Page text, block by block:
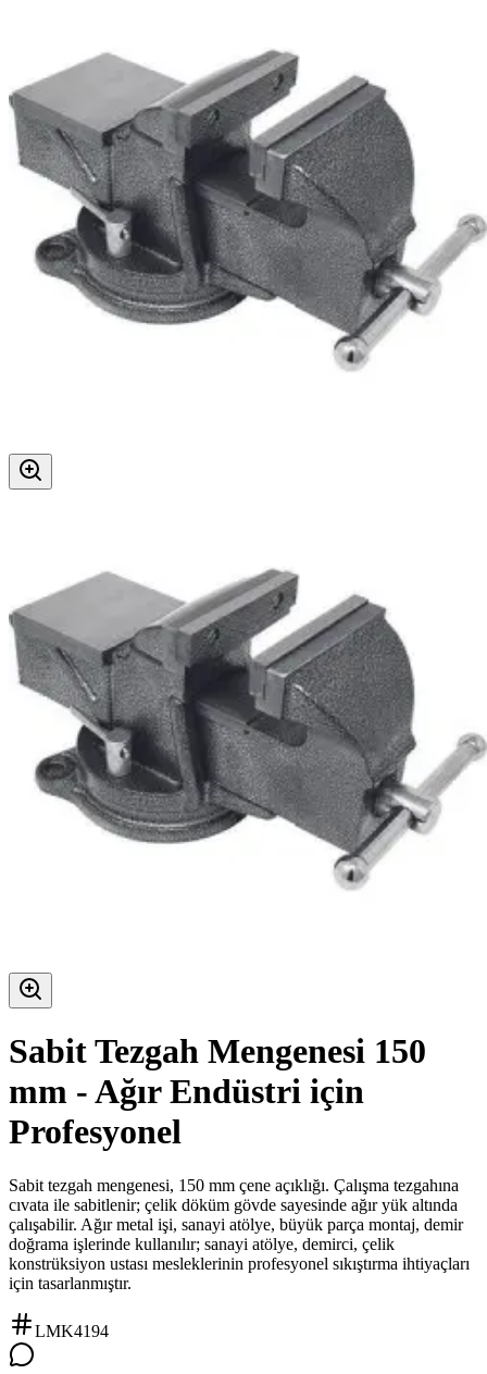
Sabit Tezgah Mengenesi 150
mm - Ağır Endüstri için
Profesyonel
Sabit tezgah mengenesi, 150 mm çene açıklığı. Çalışma tezgahına
cıvata ile sabitlenir; çelik döküm gövde sayesinde ağır yük altında
çalışabilir. Ağır metal işi, sanayi atölye, büyük parça montaj, demir
doğrama işlerinde kullanılır; sanayi atölye, demirci, çelik
konstrüksiyon ustası mesleklerinin profesyonel sıkıştırma ihtiyaçları
için tasarlanmıştır.
LMK4194